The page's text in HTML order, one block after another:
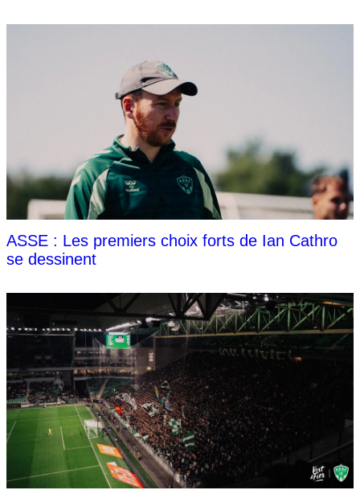
ASSE : Les premiers choix forts de Ian Cathro
se dessinent